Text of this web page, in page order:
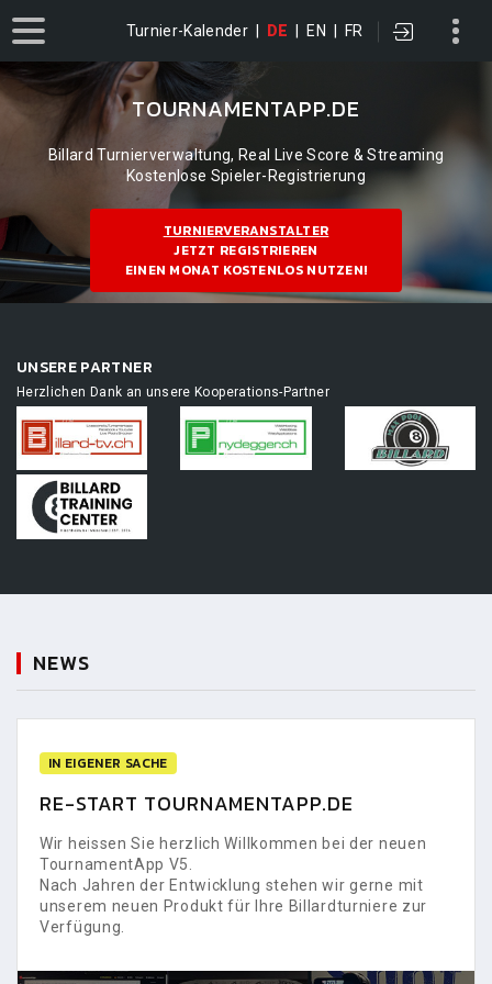
Turnier-Kalender DE EN FR
TOURNAMENTAPP.DE
Billard Turnierverwaltung, Real Live Score & Streaming
Kostenlose Spieler-Registrierung
TURNIERVERANSTALTER
JETZT REGISTRIEREN
EINEN MONAT KOSTENLOS NUTZEN!
UNSERE PARTNER
Herzlichen Dank an unsere Kooperations-Partner
NEWS
IN EIGENER SACHE
RE-START TOURNAMENTAPP.DE
Wir heissen Sie herzlich Willkommen bei der neuen
TournamentApp V5.
Nach Jahren der Entwicklung stehen wir gerne mit
unserem neuen Produkt für Ihre Billardturniere zur
Verfügung.